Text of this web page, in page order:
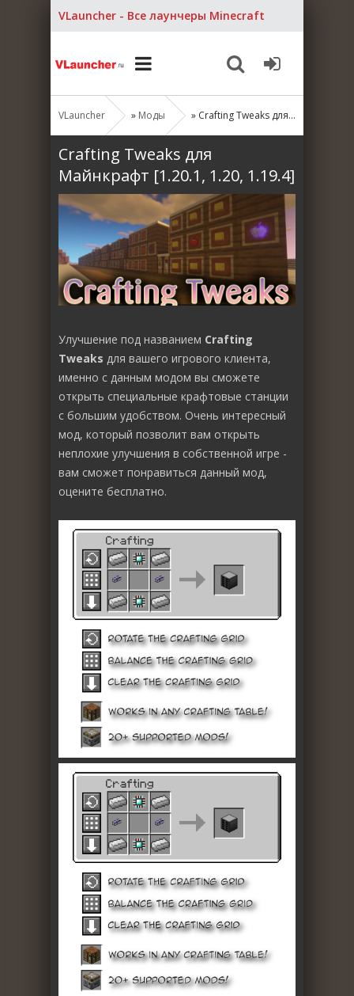
VLauncher - Все лаунчеры Minecraft
VLauncher » Моды » Crafting Tweaks для Майнкрафт [1.20.1, 1.20, 1.19.4]
Crafting Tweaks для
Майнкрафт [1.20.1, 1.20, 1.19.4]
Улучшение под названием Crafting
Tweaks для вашего игрового клиента,
именно с данным модом вы сможете
открыть специальные крафтовые станции
с большим удобством. Очень интересный
мод, который позволит вам открыть
неплохие улучшения в собственной игре -
вам сможет понравиться данный мод,
оцените бесплатно.